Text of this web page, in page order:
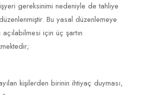
gereksinimi nedeniyle de tahliye
Bu yasal düzenlemeye
için üç şartın
kişilerden birinin ihtiyaç duyması,